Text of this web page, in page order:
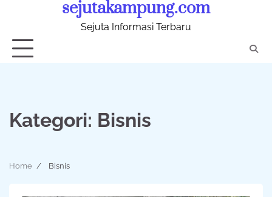
sejutakampung.com
Sejuta Informasi Terbaru
Kategori: Bisnis
Home Bisnis